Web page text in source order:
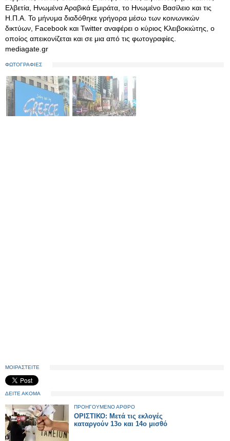
Ελβετία, Ηνωμένα Αραβικά Εμιράτα, το Ηνωμένο Βασίλειο και τις
Η.Π.Α. Το μήνυμα διαδόθηκε γρήγορα μέσω των κοινωνικών
δικτύων, Facebook και Twitter αναφέρει ο κύριος Κλειβοκιώτης, o
oποίος απεικονίζεται και σε μια από τις φωτογραφίες.
mediagate.gr
ΦΩΤΟΓΡΑΦΙΕΣ
ΜΟΙΡΑΣΤΕΙΤΕ
ΔΕΙΤΕ ΑΚΟΜΑ
ΠΡΟΗΓΟΥΜΕΝΟ ΑΡΘΡΟ
ΟΡΙΣΤΙΚΟ: Μετά τις εκλογές
καταργούν 13ο και 14ο μισθό